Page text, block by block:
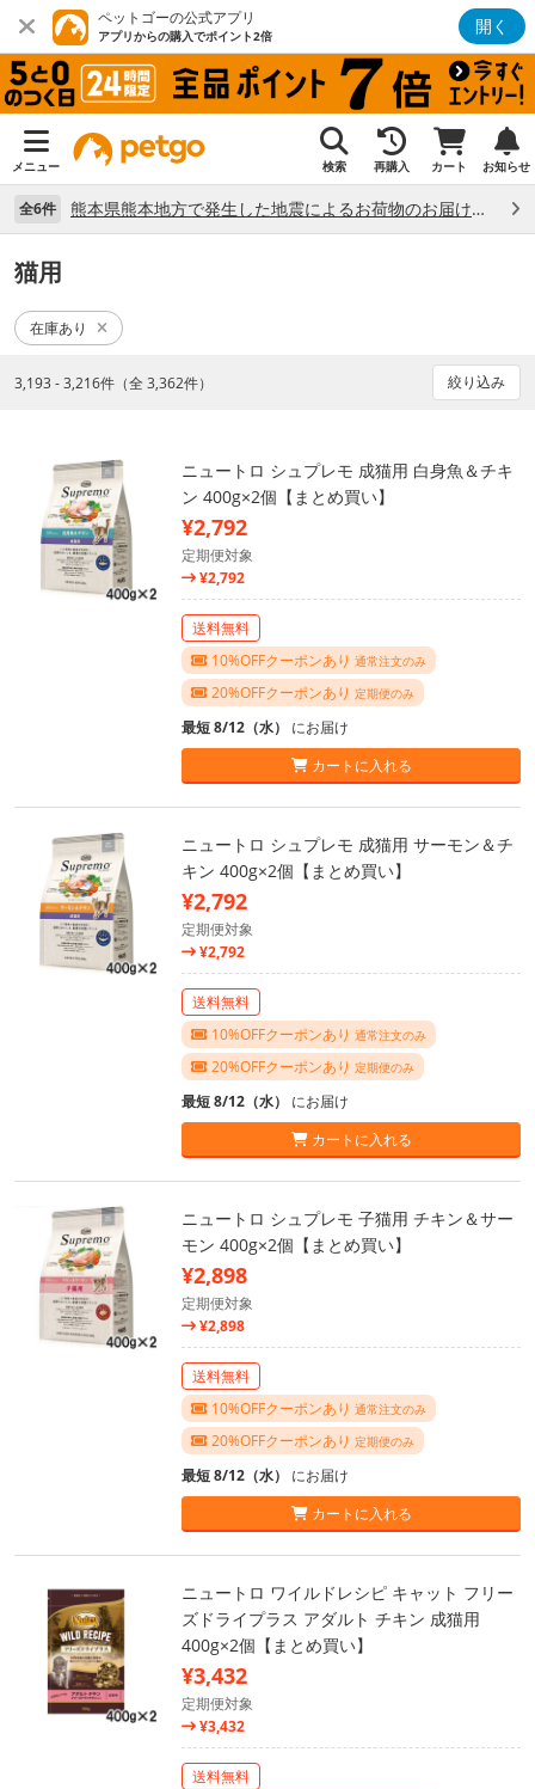
ペットゴーの公式アプリ
アプリからの購入でポイント2倍 開く
メニュー 検索 再購入 カート お知らせ
全6件 熊本県熊本地方で発生した地震によるお荷物のお届け状況について （7/28）
猫用
在庫あり
3,193 - 3,216件（全 3,362件） 絞り込み
ニュートロ シュプレモ 成猫用 白身魚＆チキ
ン 400g×2個【まとめ買い】
¥2,792
定期便対象
¥2,792
送料無料
10%OFFクーポンあり 通常注文のみ
20%OFFクーポンあり 定期便のみ
最短 8/12（水） にお届け
カートに入れる
ニュートロ シュプレモ 成猫用 サーモン＆チ
キン 400g×2個【まとめ買い】
¥2,792
定期便対象
¥2,792
送料無料
10%OFFクーポンあり 通常注文のみ
20%OFFクーポンあり 定期便のみ
最短 8/12（水） にお届け
カートに入れる
ニュートロ シュプレモ 子猫用 チキン＆サー
モン 400g×2個【まとめ買い】
¥2,898
定期便対象
¥2,898
送料無料
10%OFFクーポンあり 通常注文のみ
20%OFFクーポンあり 定期便のみ
最短 8/12（水） にお届け
カートに入れる
ニュートロ ワイルドレシピ キャット フリー
ズドライプラス アダルト チキン 成猫用
400g×2個【まとめ買い】
¥3,432
定期便対象
¥3,432
送料無料